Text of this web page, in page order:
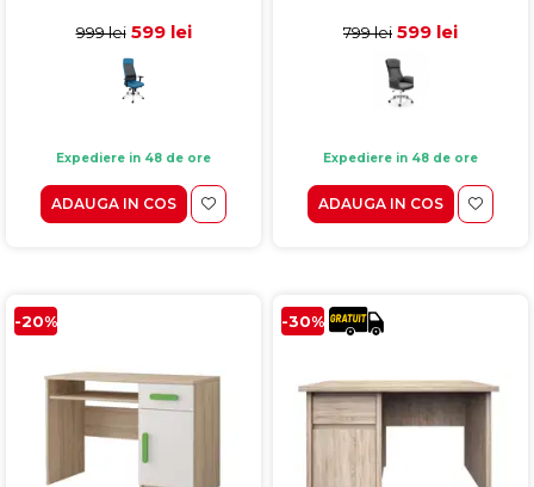
ajustabil, albastru,
999 lei 599 lei
Expediere in 48 de ore
ADAUGA IN COS
799 lei 599 lei
Expediere in 48 de ore
ADAUGA IN COS
-20% -30%